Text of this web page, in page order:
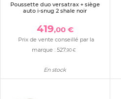
Poussette duo versatrax + siège
auto i-snug 2 shale noir
419,00 €
Prix de vente conseillé par la
marque :527,90 €
En stock